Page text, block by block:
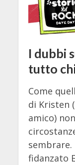
I dubbi
tutto
Come
di Kristen
amico)
sembrare.
fidanzato